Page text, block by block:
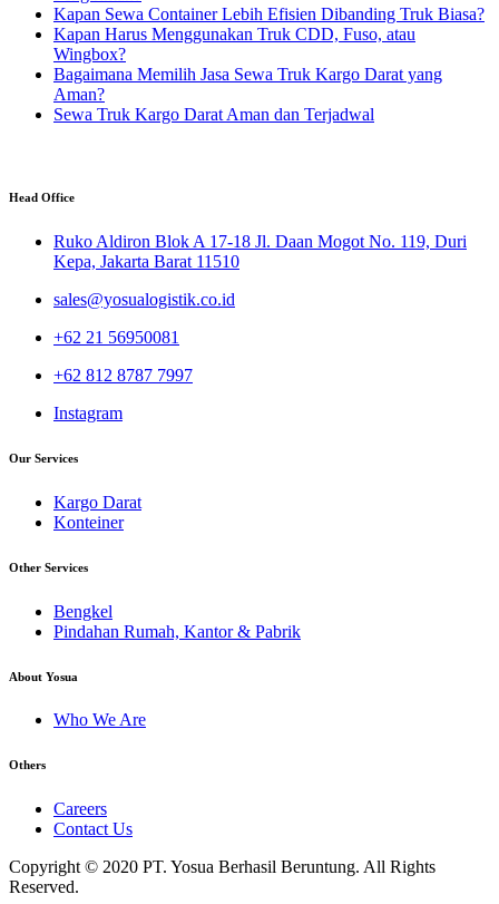
Kapan Sewa Container Lebih Efisien Dibanding Truk Biasa?
Kapan Harus Menggunakan Truk CDD, Fuso, atau
Wingbox?
Bagaimana Memilih Jasa Sewa Truk Kargo Darat yang
Aman?
Sewa Truk Kargo Darat Aman dan Terjadwal
Head Office
Ruko Aldiron Blok A 17-18 Jl. Daan Mogot No. 119, Duri
Kepa, Jakarta Barat 11510
sales@yosualogistik.co.id
+62 21 56950081
+62 812 8787 7997
Instagram
Our Services
Kargo Darat
Konteiner
Other Services
Bengkel
Pindahan Rumah, Kantor & Pabrik
About Yosua
Who We Are
Others
Careers
Contact Us
Copyright © 2020 PT. Yosua Berhasil Beruntung. All Rights
Reserved.